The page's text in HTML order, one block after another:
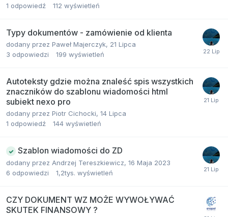
1 odpowiedź 112 wyświetleń
Typy dokumentów - zamówienie od klienta
dodany przez Paweł Majerczyk, 21 Lipca
3 odpowiedzi 199 wyświetleń
Autoteksty gdzie można znaleść spis wszystkich
znaczników do szablonu wiadomości html
subiekt nexo pro
dodany przez Piotr Cichocki, 14 Lipca
1 odpowiedź 144 wyświetleń
Szablon wiadomości do ZD
dodany przez Andrzej Tereszkiewicz, 16 Maja 2023
6 odpowiedzi 1,2tys. wyświetleń
CZY DOKUMENT WZ MOŻE WYWOŁYWAĆ
SKUTEK FINANSOWY ?